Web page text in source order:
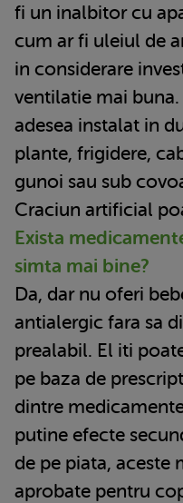
fi un inalbitor cu
cum ar fi uleiul de
in considerare
ventilatie mai
adesea instalat in
plante, frigidere,
gunoi sau sub
Craciun artificial
Exista
simta mai bine?
Da, dar nu oferi
antialergic fara sa
prealabil. El iti
pe baza de
dintre
putine efecte
de pe piata, aceste
aprobate pentru